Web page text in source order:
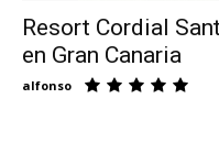
Resort Cordial
en Gran Canaria
alfonso